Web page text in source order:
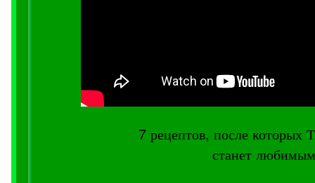
7 рецептов, после
станет